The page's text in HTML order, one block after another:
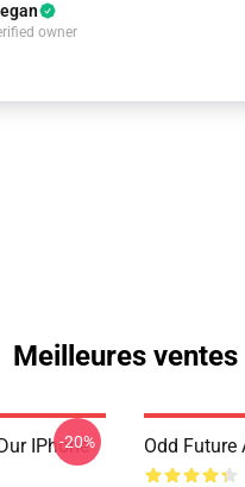
owner
Meilleures ventes
IPhone
-20% Odd Future